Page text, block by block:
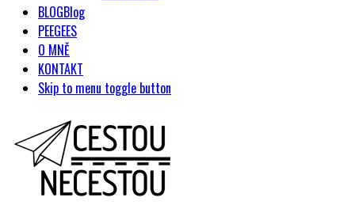
BLOGBlog
PEEGEES
O MNĚ
KONTAKT
Skip to menu toggle button